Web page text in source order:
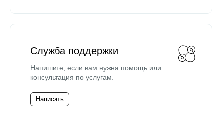
Служба поддержки
Напишите, если вам нужна помощь или
консультация по услугам.
Написать